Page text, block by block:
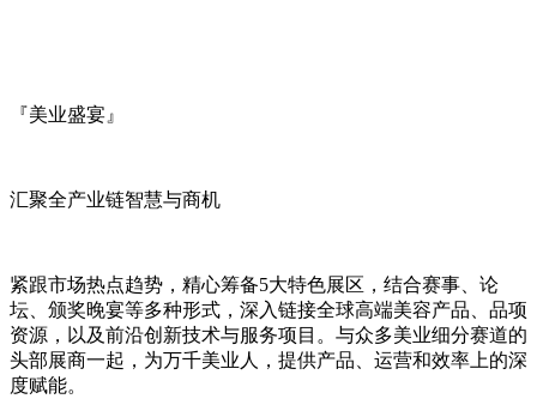
『美业盛宴』
汇聚全产业链智慧与商机
紧跟市场热点趋势，精心筹备5大特色展区，结合赛事、论
坛、颁奖晚宴等多种形式，深入链接全球高端美容产品、品项
资源，以及前沿创新技术与服务项目。与众多美业细分赛道的
头部展商一起，为万千美业人，提供产品、运营和效率上的深
度赋能。